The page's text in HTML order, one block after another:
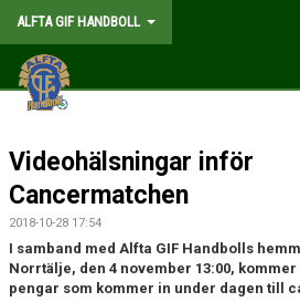
ALFTA GIF HANDBOLL
HEM
FÖRENINGEN
MEDLEMSKAP
MATCHER
Videohälsningar inför
Cancermatchen
2018-10-28 17:54
I samband med Alfta GIF Handbolls
Norrtälje, den 4 november 13:00,
pengar som kommer in under dagen till